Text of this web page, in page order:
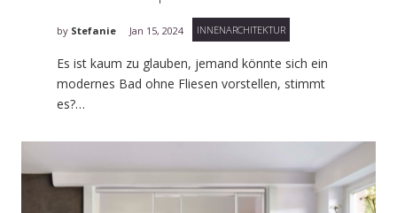
by Stefanie Jan 15, 2024 INNENARCHITEKTUR
Es ist kaum zu glauben, jemand könnte sich ein
modernes Bad ohne Fliesen vorstellen, stimmt
es?…